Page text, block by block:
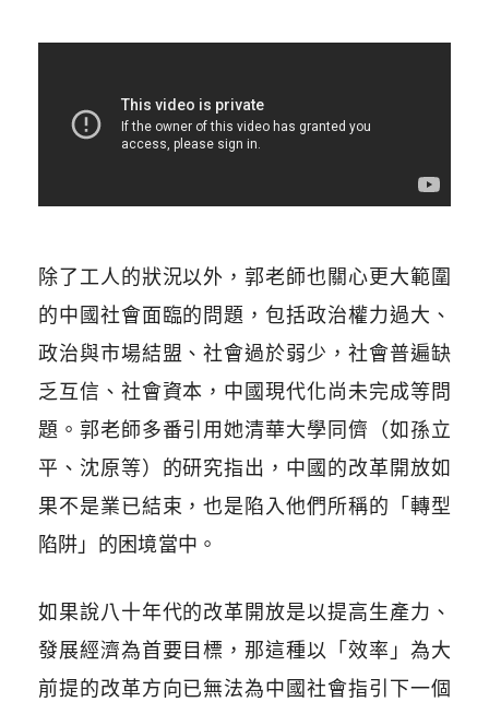
除了工人的狀況以外，郭老師也關心更大範圍
的中國社會面臨的問題，包括政治權力過大、
政治與市場結盟、社會過於弱少，社會普遍缺
乏互信、社會資本，中國現代化尚未完成等問
題。郭老師多番引用她清華大學同儕（如孫立
平、沈原等）的研究指出，中國的改革開放如
果不是業已結束，也是陷入他們所稱的「轉型
陷阱」的困境當中。
如果說八十年代的改革開放是以提高生產力、
發展經濟為首要目標，那這種以「效率」為大
前提的改革方向已無法為中國社會指引下一個